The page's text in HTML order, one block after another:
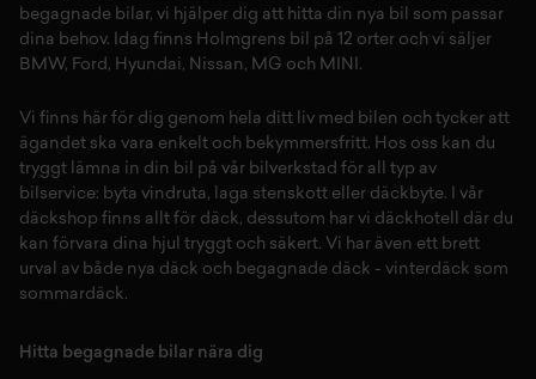
begagnade bilar, vi hjälper dig att hitta din nya bil som passar
dina behov. Idag finns Holmgrens bil på 12 orter och vi säljer
BMW, Ford , Hyundai, Nissan , MG och MINI .
Vi finns här för dig genom hela ditt liv med bilen och tycker att
ägandet ska vara enkelt och bekymmersfritt. Hos oss kan du
tryggt lämna in din bil på vår bilverkstad för all typ av
bilservice: byta vindruta, laga stenskott eller däckbyte. I vår
däckshop finns allt för däck, dessutom har vi däckhotell d är du
kan förvara dina hjul tryggt och säkert. Vi har även ett brett
urval av både nya däck och begagnade däck - vinterdäck som
sommardäck.
Hitta begagnade bilar nära dig